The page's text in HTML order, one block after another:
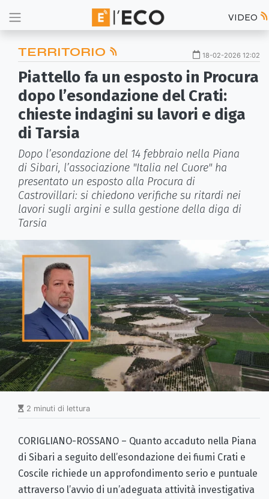
VIDEO
TERRITORIO 18-02-2026 12:02
Piattello fa un esposto in Procura
dopo l’esondazione del Crati:
chieste indagini su lavori e diga
di Tarsia
Dopo l’esondazione del 14 febbraio nella Piana
di Sibari, l’associazione "Italia nel Cuore" ha
presentato un esposto alla Procura di
Castrovillari: si chiedono verifiche su ritardi nei
lavori sugli argini e sulla gestione della diga di
Tarsia
2 minuti di lettura
CORIGLIANO-ROSSANO – Quanto accaduto nella Piana
di Sibari a seguito dell’esondazione dei fiumi Crati e
Coscile richiede un approfondimento serio e puntuale
attraverso l’avvio di un’adeguata attività investigativa